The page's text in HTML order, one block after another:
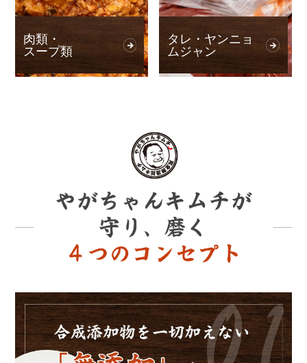
肉類・
スープ類
タレ・ヤンニョ
ムジャン